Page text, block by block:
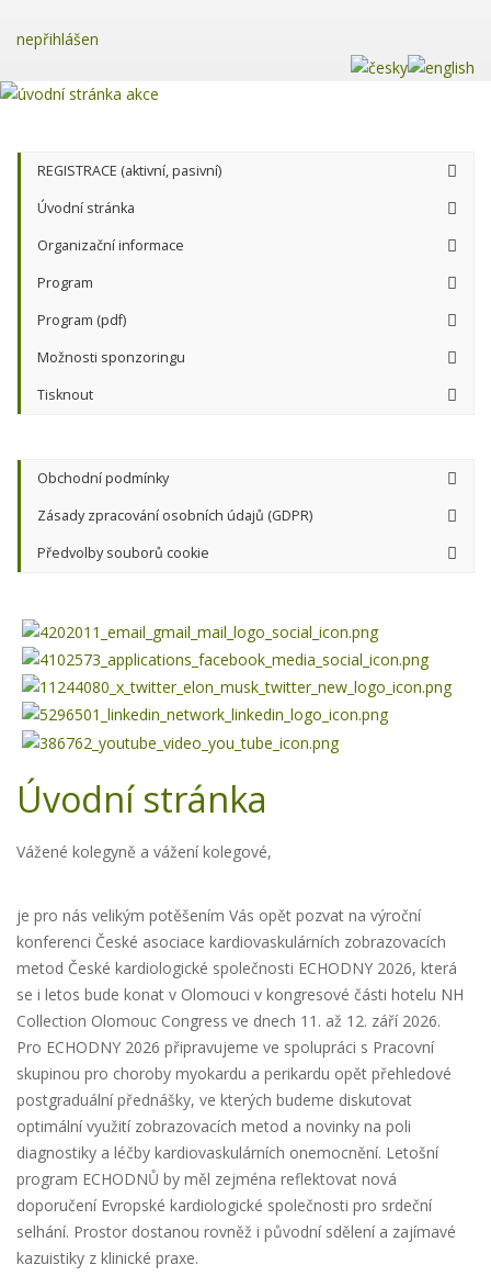
nepřihlášen
REGISTRACE (aktivní, pasivní)
Úvodní stránka
Organizační informace
Program
Program (pdf)
Možnosti sponzoringu
Tisknout
Obchodní podmínky
Zásady zpracování osobních údajů (GDPR)
Předvolby souborů cookie
Úvodní stránka
Vážené kolegyně a vážení kolegové,
je pro nás velikým potěšením Vás opět pozvat na výroční
konferenci České asociace kardiovaskulárních zobrazovacích
metod České kardiologické společnosti ECHODNY 2026, která
se i letos bude konat v Olomouci v kongresové části hotelu NH
Collection Olomouc Congress ve dnech 11. až 12. září 2026.
Pro ECHODNY 2026 připravujeme ve spolupráci s Pracovní
skupinou pro choroby myokardu a perikardu opět přehledové
postgraduální přednášky, ve kterých budeme diskutovat
optimální využití zobrazovacích metod a novinky na poli
diagnostiky a léčby kardiovaskulárních onemocnění. Letošní
program ECHODNŮ by měl zejména reflektovat nová
doporučení Evropské kardiologické společnosti pro srdeční
selhání. Prostor dostanou rovněž i původní sdělení a zajímavé
kazuistiky z klinické praxe.